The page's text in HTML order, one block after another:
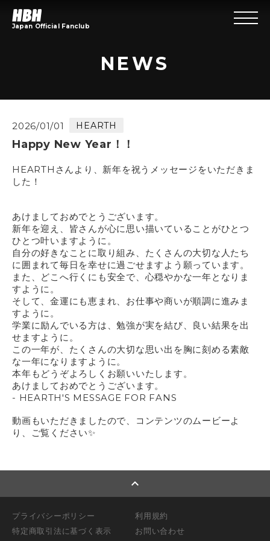
Japan Official Fanclub
NEWS
2026/01/01 HEARTH
Happy New Year！！
HEARTHさんより、新年を祝うメッセージをいただきま
した！
あけましておめでとうございます。
新年を迎え、皆さんが心に思い描いていることがひとつ
ひとつ叶いますように。
自分の好きなことに取り組み、たくさんの大切な人たち
に囲まれて毎日を幸せに過ごせますよう願っています。
また、どこへ行くにも安全で、心穏やかな一年となりま
すように。
そして、金運にも恵まれ、お仕事や商いが順調に進みま
すように。
学業に励んでいる方は、勉強が実を結び、良い結果を出
せますように。
この一年が、たくさんの大切な思い出を胸に刻める素敵
な一年になりますように。
本年もどうぞよろしくお願いいたします。
あけましておめでとうございます。
- HEARTH'S MESSAGE FOR FANS
動画もいただきましたので、コンテンツのムービーよ
り、ご覧ください✨️
expand_less
プライバシーポリシー
利用規約
特定商取引法に基づく表示
お問い合わせ